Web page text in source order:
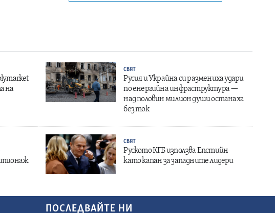
на
СВЯТ
Русия и Украйна си размениха удари
по енергийна инфраструктура —
над половин милион души останаха
без ток
СВЯТ
Руското КГБ използва Епстийн
като капан за западните лидери
ПОСЛЕДВАЙТЕ НИ